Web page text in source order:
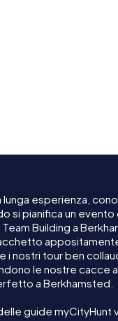
lunga esperienza,
si pianifica un evento
Building a
nostri tour ben
le nostre cacce
a Berkhamsted.
guide myCityHunt